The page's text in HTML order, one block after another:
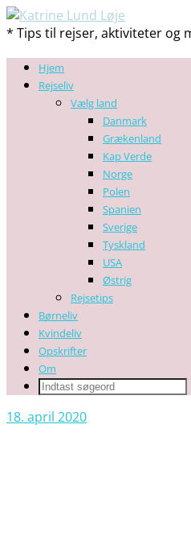
* Tips til rejser, aktiviteter og
Hjem
Rejseliv
Vælg land
Danmark
Grækenland
Kap Verde
Norge
Polen
Spanien
Sverige
Tyskland
USA
Østrig
Rejsetips
Børneliv
Kvindeliv
Opskrifter
Om
18. april 2020